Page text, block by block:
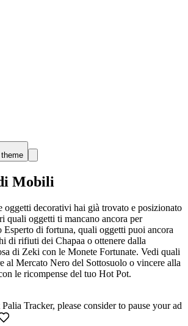
Mobili
oggetti decorativi hai già trovato e posizionato
quali oggetti ti mancano ancora per
Esperto di fortuna, quali oggetti puoi ancora
di rifiuti dei Chapaa o ottenere dalla
di Zeki con le Monete Fortunate. Vedi quali
al Mercato Nero del Sottosuolo o vincere alla
le ricompense del tuo Hot Pot.
Tracker, please consider to pause your ad